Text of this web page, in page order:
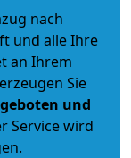
nach
und alle Ihre
an Ihrem
Sie
und
Service wird